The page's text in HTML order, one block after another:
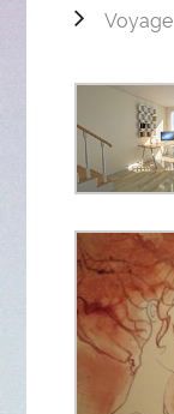
Voyage